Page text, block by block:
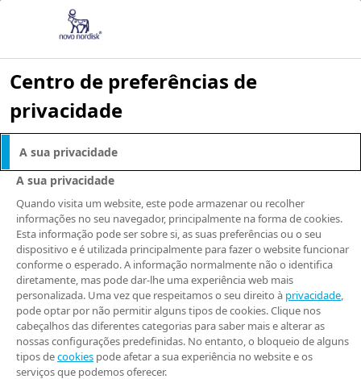
NOVO NORDISK BRASIL
Novo Nordisk Brasil –
Escritório de São Paulo
Rua Fidalga, 360, 3º andar,
Condomínio Fidalga
Pinheiros, 05432-000, São
Paulo, SP, Brasil
CNPJ: 82.277.955/0001-55
Novo Nordisk Brasil –
Fábrica de Montes Claros
Fábrica de Montes Claros
Av. Comendador Antonio
Loureiro Ramos, 1413
Chácara Recanto dos Araçás,
39404-004, Montes Claros - MG
Telefone: +55 (38) 3229-6200
CNPJ: 16.921.603/0001-66
Fale conosco
Relate uma
Sinais Raros
Mais Que Altura
Fornecedores na
Novo Nordisk Brasil
Novo Nordisk
Academy
Centro de preferências de
privacidade
A sua privacidade
A sua privacidade
Quando visita um website, este pode armazenar ou recolher
informações no seu navegador, principalmente na forma de cookies.
Esta informação pode ser sobre si, as suas preferências ou o seu
dispositivo e é utilizada principalmente para fazer o website funcionar
conforme o esperado. A informação normalmente não o identifica
diretamente, mas pode dar-lhe uma experiência web mais
personalizada. Uma vez que respeitamos o seu direito à privacidade,
pode optar por não permitir alguns tipos de cookies. Clique nos
cabeçalhos das diferentes categorias para saber mais e alterar as
nossas configurações predefinidas. No entanto, o bloqueio de alguns
tipos decookies pode afetar a sua experiência no website e os
serviços que podemos oferecer.